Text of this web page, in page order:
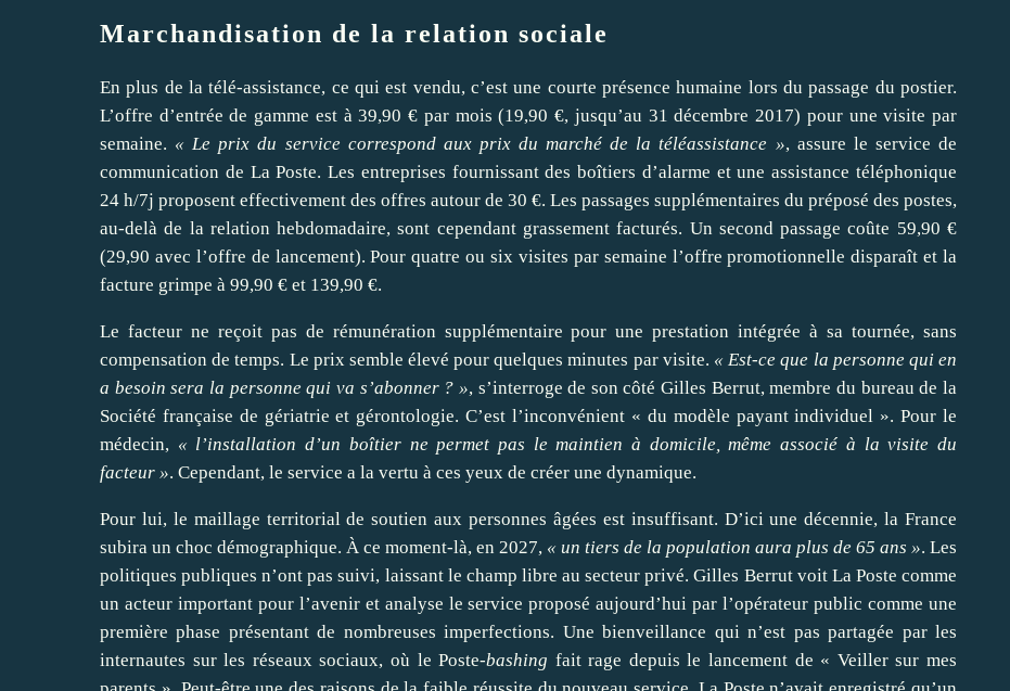
Marchandisation de la relation sociale
En plus de la télé-assistance, ce qui est vendu, c’est une courte présence humaine lors du passage du postier.
L’offre d’entrée de gamme est à 39,90 € par mois (19,90 €, jusqu’au 31 décembre 2017) pour une visite par
semaine. « Le prix du service correspond aux prix du marché de la téléassistance », assure le service de
communication de La Poste. Les entreprises fournissant des boîtiers d’alarme et une assistance téléphonique
24 h/7j proposent effectivement des offres autour de 30 €. Les passages supplémentaires du préposé des postes,
au-delà de la relation hebdomadaire, sont cependant grassement facturés. Un second passage coûte 59,90 €
(29,90 avec l’offre de lancement). Pour quatre ou six visites par semaine l’offre promotionnelle disparaît et la
facture grimpe à 99,90 € et 139,90 €.
Le facteur ne reçoit pas de rémunération supplémentaire pour une prestation intégrée à sa tournée, sans
compensation de temps. Le prix semble élevé pour quelques minutes par visite. « Est-ce que la personne qui en
a besoin sera la personne qui va s’abonner ? », s’interroge de son côté Gilles Berrut, membre du bureau de la
Société française de gériatrie et gérontologie. C’est l’inconvénient « du modèle payant individuel ». Pour le
médecin, « l’installation d’un boîtier ne permet pas le maintien à domicile, même associé à la visite du
facteur ». Cependant, le service a la vertu à ces yeux de créer une dynamique.
Pour lui, le maillage territorial de soutien aux personnes âgées est insuffisant. D’ici une décennie, la France
subira un choc démographique. À ce moment-là, en 2027, « un tiers de la population aura plus de 65 ans ». Les
politiques publiques n’ont pas suivi, laissant le champ libre au secteur privé. Gilles Berrut voit La Poste comme
un acteur important pour l’avenir et analyse le service proposé aujourd’hui par l’opérateur public comme une
première phase présentant de nombreuses imperfections. Une bienveillance qui n’est pas partagée par les
internautes sur les réseaux sociaux, où le Poste-bashing fait rage depuis le lancement de « Veiller sur mes